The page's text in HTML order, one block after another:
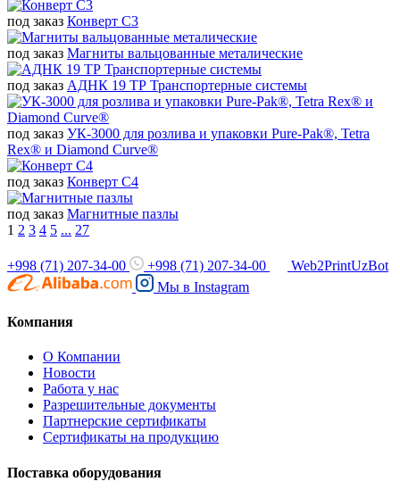
под заказ Конверт С3
под заказ Магниты вальцованные металические
под заказ АДНК 19 ТР Транспортерные системы
под заказ УК-3000 для розлива и упаковки Pure-Pak®, Tetra
Rex® и Diamоnd Curve®
под заказ Конверт C4
под заказ Магнитные пазлы
1 2 3 4 5 ... 27
+998 (71) 207-34-00 +998 (71) 207-34-00
Web2PrintUzBot
Мы в Instagram
Компания
О Компании
Новости
Работа у нас
Разрешительные документы
Партнерские сертификаты
Сертификаты на продукцию
Поставка оборудования